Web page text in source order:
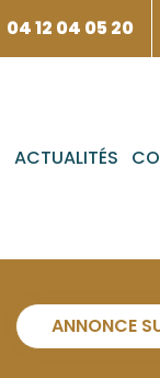
04 12 04 05 20
ACTUALITÉS
ANNONCE